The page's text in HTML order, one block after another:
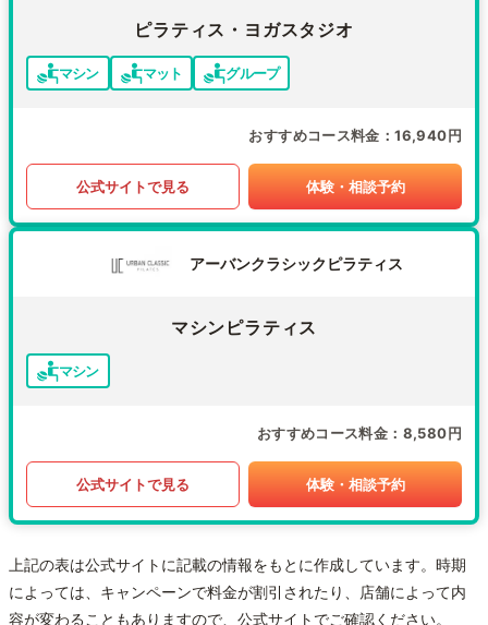
ピラティス・ヨガスタジオ
マシン マット グループ
おすすめコース料金 16,940円
公式サイトで見る 体験・相談予約
アーバンクラシックピラティス
マシンピラティス
マシン
おすすめコース料金 8,580円
公式サイトで見る 体験・相談予約
上記の表は公式サイトに記載の情報をもとに作成しています。時期
によっては、キャンペーンで料金が割引されたり、店舗によって内
容が変わることもありますので、公式サイトでご確認ください。